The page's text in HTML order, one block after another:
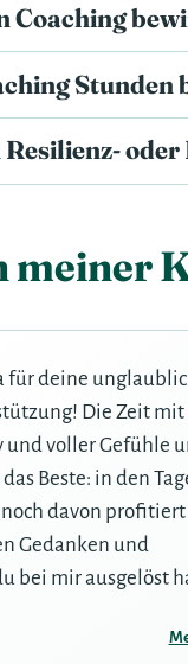
Coaching
Stunden
meiner
für deine
Die Zeit
und voller Gefühle
Beste: in den
davon
Gedanken und
bei mir ausgelöst
Vertrautheit für